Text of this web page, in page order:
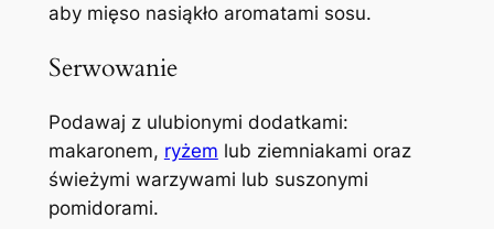
aby mięso nasiąkło aromatami sosu.
Serwowanie
Podawaj z ulubionymi dodatkami:
makaronem, ryżem lub ziemniakami oraz
świeżymi warzywami lub suszonymi
pomidorami.